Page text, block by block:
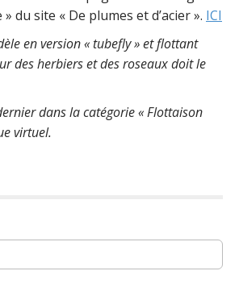
du site « De plumes et d’acier ». ICI
en version « tubefly » et flottant
des herbiers et des roseaux doit le
dans la catégorie « Flottaison
virtuel.